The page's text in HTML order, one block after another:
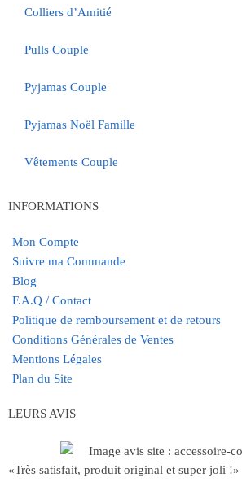
Colliers d’Amitié
Pulls Couple
Pyjamas Couple
Pyjamas Noël Famille
Vêtements Couple
INFORMATIONS
Mon Compte
Suivre ma Commande
Blog
F.A.Q / Contact
Politique de remboursement et de retours
Conditions Générales de Ventes
Mentions Légales
Plan du Site
LEURS AVIS
«Très satisfait, produit original et super joli !»